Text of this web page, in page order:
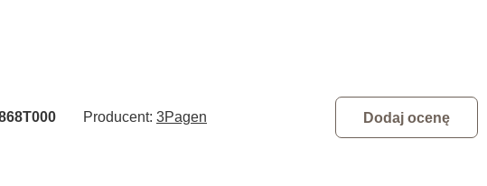
Producent: 3Pagen Dodaj ocenę